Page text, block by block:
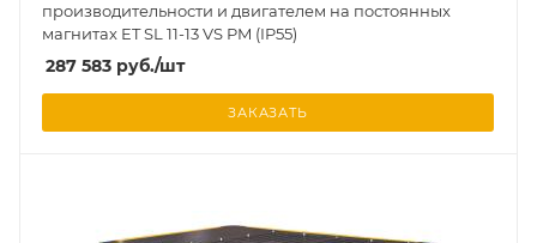
производительности и двигателем на постоянных
магнитах ET SL 11-13 VS PM (IP55)
287 583 руб./шт
ЗАКАЗАТЬ